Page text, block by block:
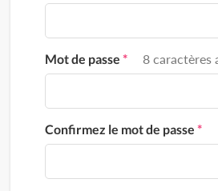
Mot de passe * 8 caractères
Confirmez le mot de passe *